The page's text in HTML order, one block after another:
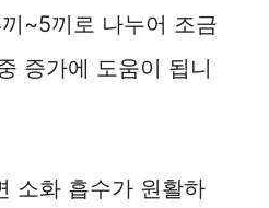
~5끼로 나누어 조금
증가에 도움이 됩니
소화 흡수가 원활하